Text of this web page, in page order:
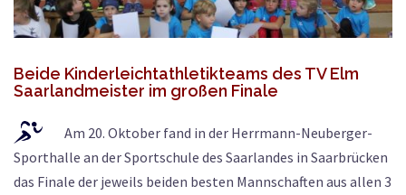
Beide Kinderleichtathletikteams des TV Elm
Saarlandmeister im großen Finale
Am 20. Oktober fand in der Herrmann-Neuberger-
Sporthalle an der Sportschule des Saarlandes in Saarbrücken
das Finale der jeweils beiden besten Mannschaften aus allen 3